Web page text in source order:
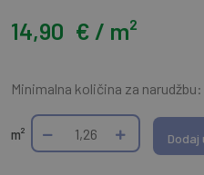
14,90 € / m²
Minimalna količina za narudžbu:
m² Dodaj